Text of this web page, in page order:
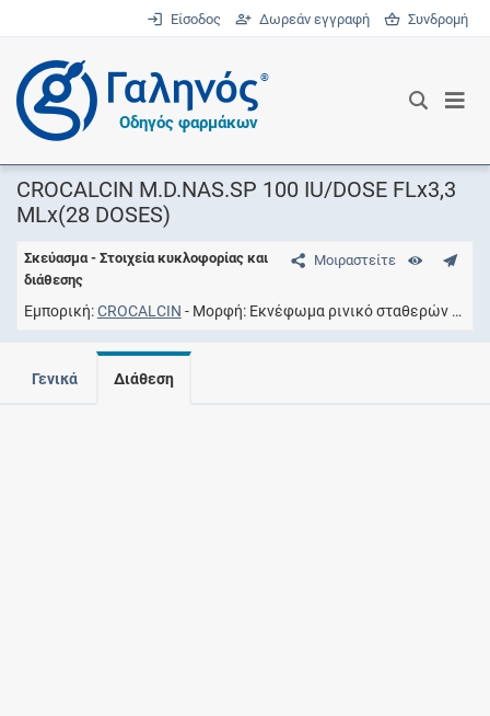
Είσοδος Δωρεάν εγγραφή Συνδρομή
®
Οδηγός φαρμάκων
CROCALCIN M.D.NAS.SP 100 IU/DOSE FLx3,3
MLx(28 DOSES)
Μοιραστείτε
Σκεύασμα - Στοιχεία κυκλοφορίας και
διάθεσης
Εμπορική CROCALCIN Μορφή Eκνέφωμα ρινικό σταθερών δόσεων
Γενικά Διάθεση